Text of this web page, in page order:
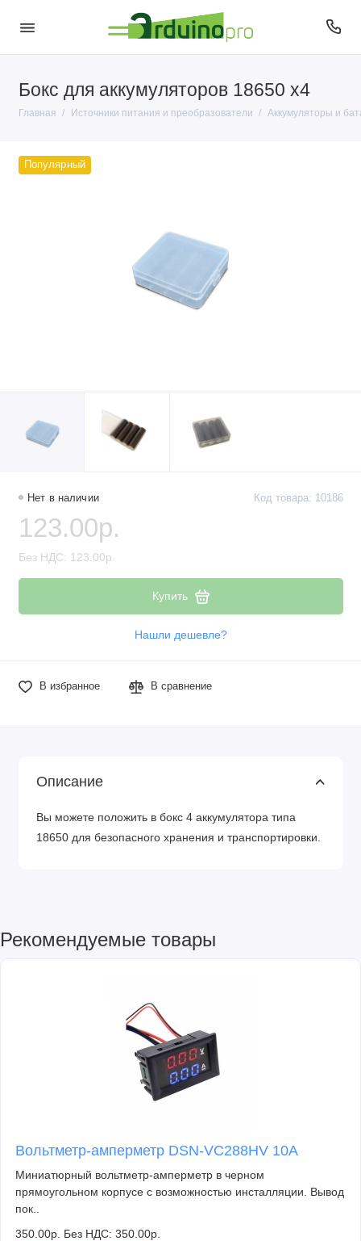
Бокс для аккумуляторов 18650 х4
Главная Источники питания и преобразователи Аккумуляторы и
AC - DC
Адаптеры
Держатели для аккумуляторов и батареек
Контроллеры заряда (BMS)
Популярный
Нет в наличии Код товара: 10186
123.00р.
Без НДС: 123.00р.
Купить
Нашли дешевле?
В избранное В сравнение
Описание
Вы можете положить в бокс 4 аккумулятора типа
18650 для безопасного хранения и транспортировки.
Рекомендуемые товары
Вольтметр-амперметр DSN-VC288HV 10А
Миниатюрный вольтметр-амперметр в черном
прямоугольном корпусе с возможностью инсталляции. Вывод
пок..
350.00р. Без НДС: 350.00р.